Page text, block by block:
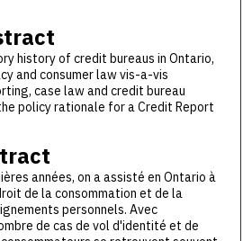
history of credit bureaus in Ontario,
and consumer law vis-a-vis
case law and credit bureau
policy rationale for a Credit Report
années, on a assisté en Ontario à
de la consommation et de la
personnels. Avec
de cas de vol d'identité et de